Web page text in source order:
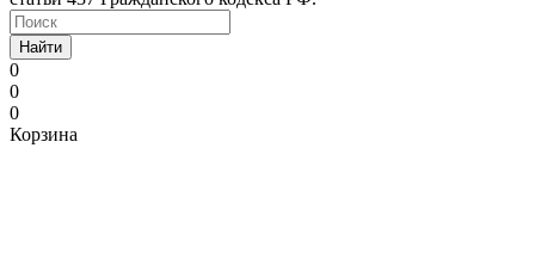
Найти
0
0
0
Корзина